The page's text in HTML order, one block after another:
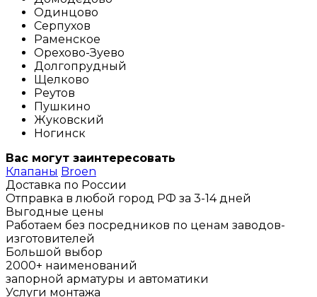
Одинцово
Серпухов
Раменское
Орехово-Зуево
Долгопрудный
Щелково
Реутов
Пушкино
Жуковский
Ногинск
Вас могут заинтересовать
Клапаны Broen
Доставка по России
Отправка в любой город РФ за 3-14 дней
Выгодные цены
Работаем без посредников по ценам заводов-
изготовителей
Большой выбор
2000+ наименований
запорной арматуры и автоматики
Услуги монтажа